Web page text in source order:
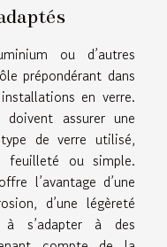
ou d’autres
prépondérant dans
en verre.
assurer une
de verre utilisé,
feuilleté ou simple.
l’avantage d’une
d’une légèreté
à s’adapter à des